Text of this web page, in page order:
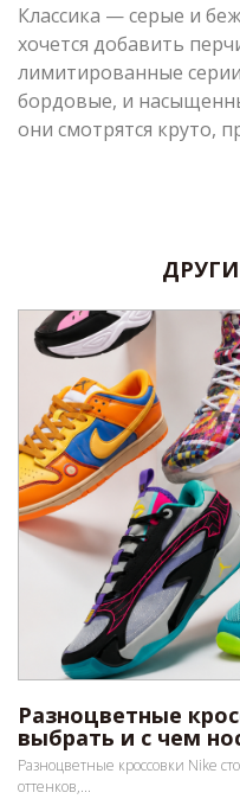
Классика — серые и
хочется добавить
лимитированные
бордовые, и
они смотрятся круто,
Разноцветные
выбрать и с чем
Разноцветные кроссовки Nike
оттенков,...